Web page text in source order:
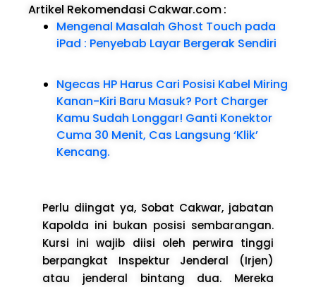
Artikel Rekomendasi Cakwar.com:
Mengenal Masalah Ghost Touch pada
iPad : Penyebab Layar Bergerak Sendiri
Ngecas HP Harus Cari Posisi Kabel Miring
Kanan-Kiri Baru Masuk? Port Charger
Kamu Sudah Longgar! Ganti Konektor
Cuma 30 Menit, Cas Langsung ‘Klik’
Kencang.
Perlu diingat ya, Sobat Cakwar, jabatan
Kapolda ini bukan posisi sembarangan.
Kursi ini wajib diisi oleh perwira tinggi
berpangkat Inspektur Jenderal (Irjen)
atau jenderal bintang dua. Mereka